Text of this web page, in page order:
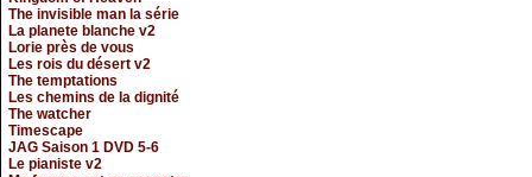
The invisible man la série
La planete blanche v2
Lorie près de vous
Les rois du désert v2
The temptations
Les chemins de la dignité
The watcher
Timescape
JAG Saison 1 DVD 5-6
Le pianiste v2